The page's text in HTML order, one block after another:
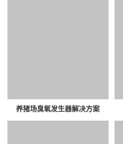
养猪场臭氧发生器解决方案